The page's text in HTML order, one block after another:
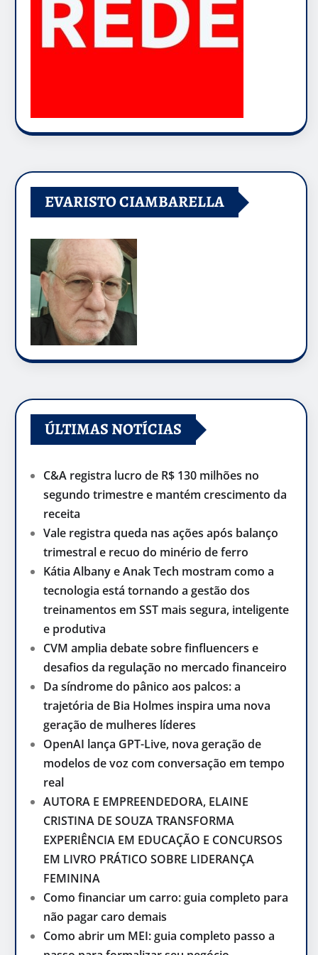
EVARISTO CIAMBARELLA
ÚLTIMAS NOTÍCIAS
C&A registra lucro de R$ 130 milhões no
segundo trimestre e mantém crescimento da
receita
Vale registra queda nas ações após balanço
trimestral e recuo do minério de ferro
Kátia Albany e Anak Tech mostram como a
tecnologia está tornando a gestão dos
treinamentos em SST mais segura, inteligente
e produtiva
CVM amplia debate sobre finfluencers e
desafios da regulação no mercado financeiro
Da síndrome do pânico aos palcos: a
trajetória de Bia Holmes inspira uma nova
geração de mulheres líderes
OpenAI lança GPT-Live, nova geração de
modelos de voz com conversação em tempo
real
AUTORA E EMPREENDEDORA, ELAINE
CRISTINA DE SOUZA TRANSFORMA
EXPERIÊNCIA EM EDUCAÇÃO E CONCURSOS
EM LIVRO PRÁTICO SOBRE LIDERANÇA
FEMININA
Como financiar um carro: guia completo para
não pagar caro demais
Como abrir um MEI: guia completo passo a